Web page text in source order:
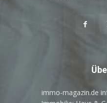
immo-magazin.de